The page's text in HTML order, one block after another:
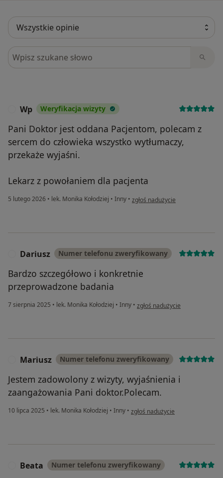
Szukaj w opiniach
Wp Weryfikacja wizyty
Pani Doktor jest oddana Pacjentom, polecam z
sercem do człowieka wszystko wytłumaczy,
przekaże wyjaśni.
Lekarz z powołaniem dla pacjenta
5 lutego 2026 • lek. Monika Kołodziej • Inny • w opinii użytkownika Wp
zgłoś nadużycie
Dariusz Numer telefonu zweryfikowany
Bardzo szczegółowo i konkretnie
przeprowadzone badania
7 sierpnia 2025 • lek. Monika Kołodziej • Inny • w opinii użytkownika Dariusz
zgłoś nadużycie
Mariusz Numer telefonu zweryfikowany
Jestem zadowolony z wizyty, wyjaśnienia i
zaangażowania Pani doktor.Polecam.
10 lipca 2025 • lek. Monika Kołodziej • Inny • w opinii użytkownika Mariusz
zgłoś nadużycie
Beata Numer telefonu zweryfikowany